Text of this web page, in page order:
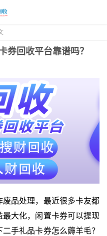
券回收平台靠谱吗？
品处理，最近很多卡友都
大化，闲置卡券可以提现
手礼品卡券怎么薅羊毛？